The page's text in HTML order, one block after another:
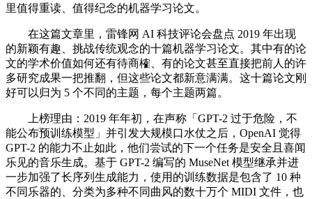
里值得重读、值得纪念的机器学习论文。
在这篇文章里，雷锋网 AI 科技评论会盘点 2019 年出现
的新颖有趣、挑战传统观念的十篇机器学习论文。其中有的论
文的学术价值如何还有待商榷、有的论文甚至直接把前人的许
多研究成果一把推翻，但这些论文都新意满满。这十篇论文刚
好可以归为 5 个不同的主题，每个主题两篇。
上榜理由：2019 年年初，在声称「GPT-2 过于危险，不
能公布预训练模型」并引发大规模口水仗之后，OpenAI 觉得
GPT-2 的能力不止如此，他们尝试的下一个任务是安全且喜闻
乐见的音乐生成。基于 GPT-2 编写的 MuseNet 模型继承并进
一步加强了长序列生成能力，使用的训练数据是包含了 10 种
不同乐器的、分类为多种不同曲风的数十万个 MIDI 文件，也